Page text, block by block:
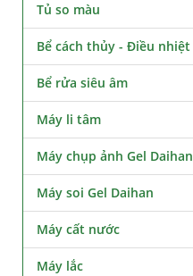
Tủ so màu
Bể cách thủy - Điều nhiệt
Bể rửa siêu âm
Máy li tâm
Máy chụp ảnh Gel Daihan
Máy soi Gel Daihan
Máy cất nước
Máy lắc